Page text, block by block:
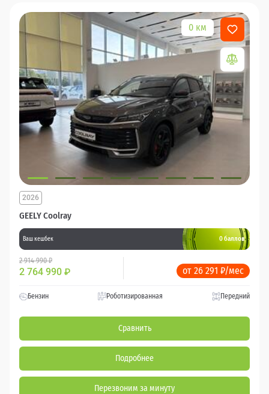
0 км
GEELY Coolray
2026
Ваш кешбек 0 баллов
2 914 990 ₽
2 764 990 ₽ от 26 291 ₽/мес
Бензин Роботизированная Передний
Сравнить
Подробнее
Перезвоним за минуту